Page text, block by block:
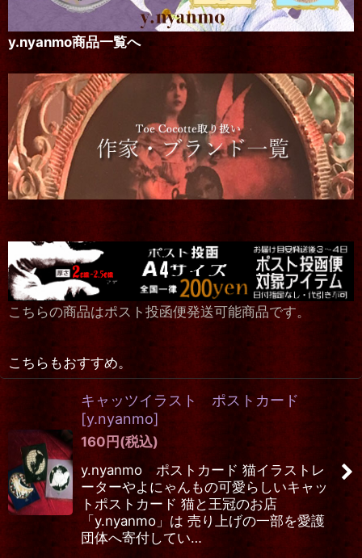
y.nyanmo商品一覧へ
こちらの商品はポスト投函便発送可能商品です。
こちらもおすすめ。
キャッツイラスト ポストカード
[y.nyanmo]
160円(税込)
y.nyanmo ポストカード 猫イラストレ
ーターやよにゃんもの可愛らしいキャッ
トポストカード 猫と王冠のお店
「y.nyanmo」は 売り上げの一部を愛護
団体へ寄付してい…